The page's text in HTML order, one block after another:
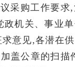
采购工作要求
政机关、事业
意见,各潜在
盖公章的扫描